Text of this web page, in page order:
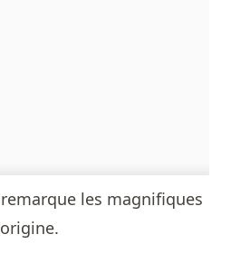
les magnifiques